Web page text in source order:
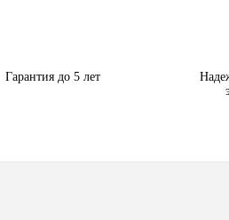
Гарантия до 5 лет